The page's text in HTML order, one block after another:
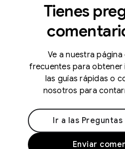
Tienes
Ve a nuestra
frecuentes para
las guías rápidas o
nosotros para
Ir a las
Enviar